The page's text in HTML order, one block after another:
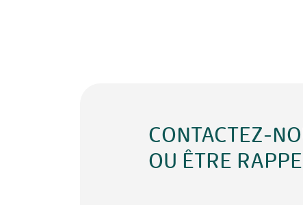
CONTACTEZ-
OU ÊTRE